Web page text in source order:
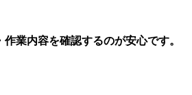
業内容を確認するのが安心です。